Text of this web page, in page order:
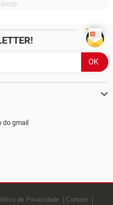
do gmail
de Privacidade Contato